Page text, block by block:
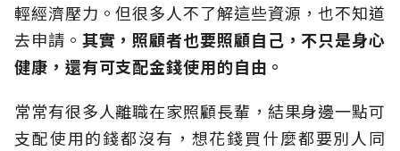
輕經濟壓力。但很多人不了解這些資源，也不知道
去申請。 其實，照顧者也要照顧自己，不只是身心
健康，還有可支配金錢使用的自由。
常常有很多人離職在家照顧長輩，結果身邊一點可
支配使用的錢都沒有，想花錢買什麼都要別人同